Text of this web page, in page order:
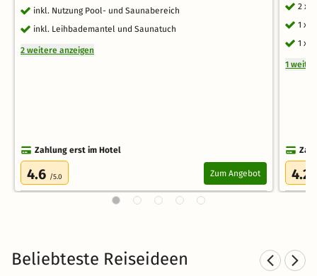
inkl. Nutzung Pool- und Saunabereich
inkl. Leihbademantel und Saunatuch
2 weitere anzeigen
Zahlung erst im Hotel
4.6 /5.0 Zum Angebot
2 x
1 x
1 x
1
4.2
Beliebteste Reiseideen
Sporthotels in Mecklenburg-